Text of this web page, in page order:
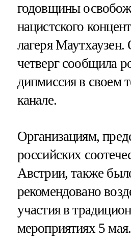
годовщины
нацистского
лагеря
четверг сообщила
дипмиссия в своем
канале.
Организациям,
российских
Австрии, также
рекомендовано
участия в
мероприятиях 5 мая.